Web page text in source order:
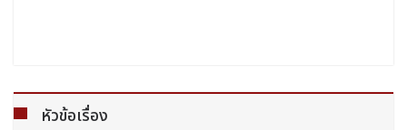
หัวข้อเรื่อง